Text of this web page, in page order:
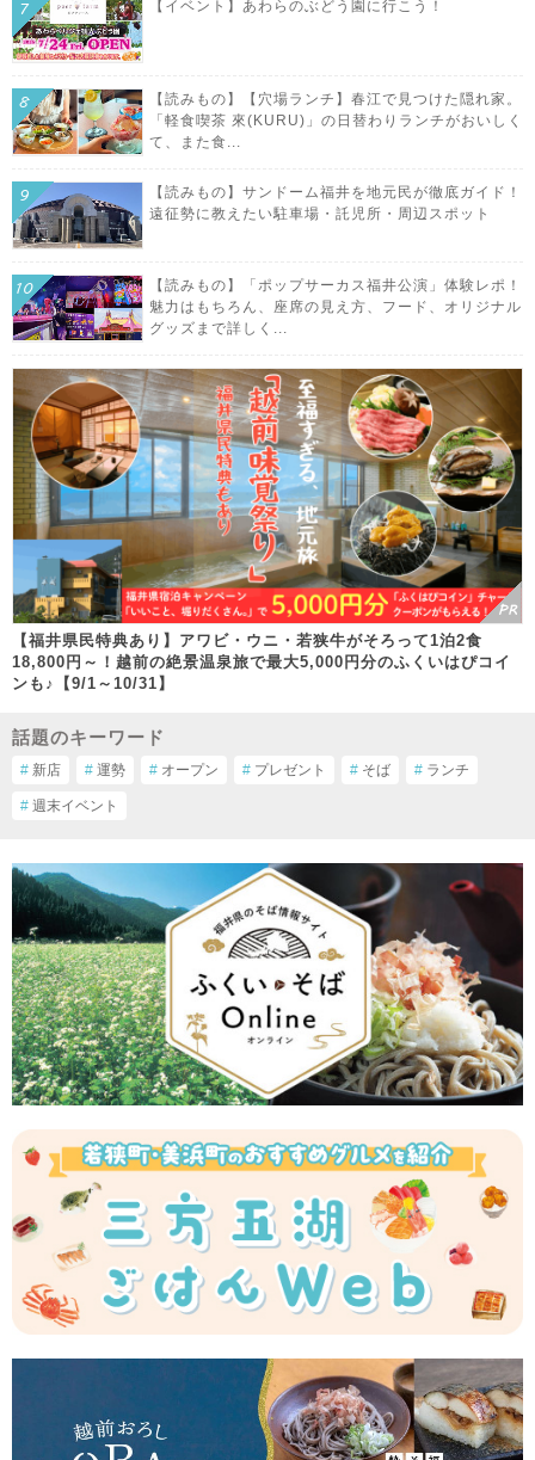
【イベント】あわらのぶどう園に行こう！
【読みもの】【穴場ランチ】春江で見つけた隠れ家。
「軽食喫茶 來(KURU)」の日替わりランチがおいしく
て、また食...
【読みもの】サンドーム福井を地元民が徹底ガイド！
遠征勢に教えたい駐車場・託児所・周辺スポット
【読みもの】「ポップサーカス福井公演」体験レポ！
魅力はもちろん、座席の見え方、フード、オリジナル
グッズまで詳しく...
【福井県民特典あり】アワビ・ウニ・若狭牛がそろって1泊2食
18,800円～！越前の絶景温泉旅で最大5,000円分のふくいはぴコイ
ンも♪【9/1～10/31】
話題のキーワード
# 新店 # 運勢 # オープン # プレゼント # そば # ランチ
# 週末イベント